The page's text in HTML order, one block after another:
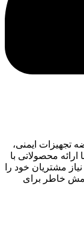
تجهیزات ایمنی،
محصولاتی با
مشتریان خود را
خاطر برای